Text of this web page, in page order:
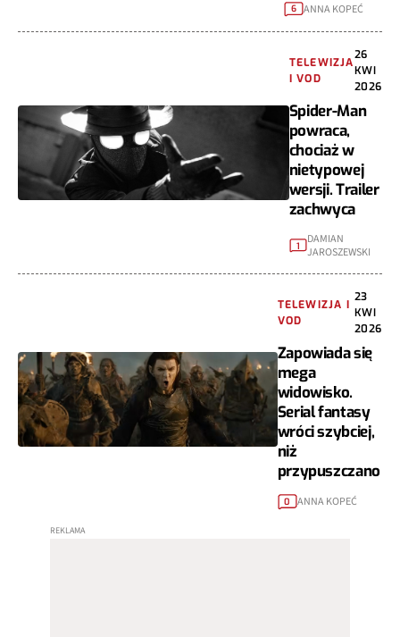
6 ANNA KOPEĆ
TELEWIZJA
I VOD
26
KWI
2026
Spider-Man
powraca,
chociaż w
nietypowej
wersji. Trailer
zachwyca
1
DAMIAN
JAROSZEWSKI
TELEWIZJA I
VOD
23
KWI
2026
Zapowiada się
mega
widowisko.
Serial fantasy
wróci szybciej,
niż
przypuszczano
0 ANNA KOPEĆ